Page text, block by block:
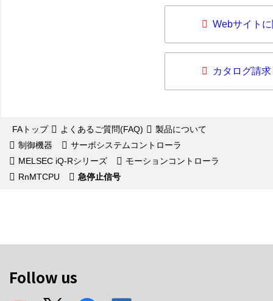
Webサイト
カタログ請求
FAトップ よくあるご質問(FAQ)
製品について
制御機器
サーボシステムコントローラ
MELSEC iQ-Rシリーズ
モーションコントローラ
RnMTCPU
急停止信号
Follow us